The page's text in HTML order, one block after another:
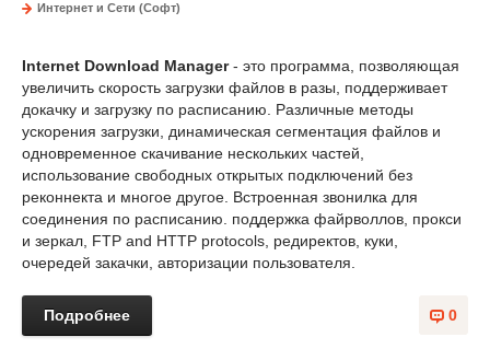
Интернет и Сети (Софт)
Internet Download Manager- это программа, позволяющая
увеличить скорость загрузки файлов в разы, поддерживает
докачку и загрузку по расписанию. Различные методы
ускорения загрузки, динамическая сегментация файлов и
одновременное скачивание нескольких частей,
использование свободных открытых подключений без
реконнекта и многое другое. Встроенная звонилка для
соединения по расписанию. поддержка файрволлов, прокси
и зеркал, FTP and HTTP protocols, редиректов, куки,
очередей закачки, авторизации пользователя.
0
Подробнее